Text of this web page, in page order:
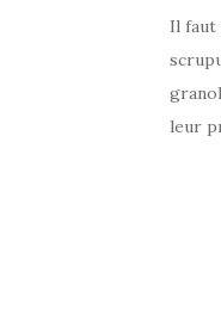
Il faut
leur